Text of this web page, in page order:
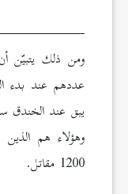
ومن ذلك يتبيّن
عددهم عند بدء
يبق عند الخندق
وهؤلاء هم
1200 مقاتل.